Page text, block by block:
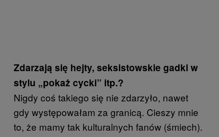
Zdarzają się hejty, seksistowskie gadki w
stylu „pokaż cycki” itp.?
Nigdy coś takiego się nie zdarzyło, nawet
gdy występowałam za granicą. Cieszy mnie
to, że mamy tak kulturalnych fanów (śmiech).